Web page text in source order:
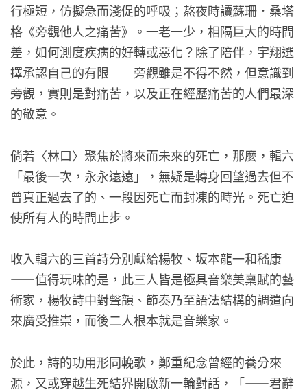
行極短，仿擬急而淺促的呼吸；熬夜時讀蘇珊．桑塔
格《旁觀他人之痛苦》。一老一少，相隔巨大的時間
差，如何測度疾病的好轉或惡化？除了陪伴，宇翔選
擇承認自己的有限——旁觀雖是不得不然，但意識到
旁觀，實則是對痛苦，以及正在經歷痛苦的人們最深
的敬意。
倘若〈林口〉聚焦於將來而未來的死亡，那麼，輯六
「最後一次，永永遠遠」，無疑是轉身回望過去但不
曾真正過去了的、一段因死亡而封凍的時光。死亡迫
使所有人的時間止步。
收入輯六的三首詩分別獻給楊牧、坂本龍一和嵇康
——值得玩味的是，此三人皆是極具音樂美稟賦的藝
術家，楊牧詩中對聲韻、節奏乃至語法結構的調遣向
來廣受推崇，而後二人根本就是音樂家。
於此，詩的功用形同輓歌，鄭重紀念曾經的養分來
源，又或穿越生死結界開啟新一輪對話，「——君辭